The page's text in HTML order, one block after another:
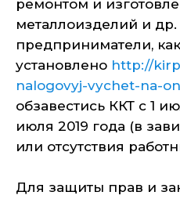
ремонтом и
металлоизделий и
предприниматели,
установлено http://
nalogovyj-vychet-na-
обзавестись ККТ с 1
июля 2019 года (в
или отсутствия
Для защиты прав и